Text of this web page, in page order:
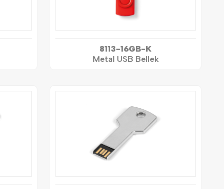
8113-16GB-K
Metal USB Bellek